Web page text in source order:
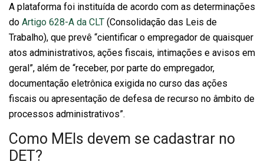
A plataforma foi instituída de acordo com as determinações
do Artigo 628-A da CLT (Consolidação das Leis de
Trabalho), que prevê “cientificar o empregador de quaisquer
atos administrativos, ações fiscais, intimações e avisos em
geral”, além de “receber, por parte do empregador,
documentação eletrônica exigida no curso das ações
fiscais ou apresentação de defesa de recurso no âmbito de
processos administrativos”.
Como MEIs devem se cadastrar no
DET?